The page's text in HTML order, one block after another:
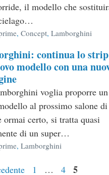
il modello che
,Concept,Lamborghini
continua lo strip
modello con una
voglia proporre un
al prossimo salone di
ormai certo, si tratta quasi
di un super…
,Lamborghini
Pagina
1 … Pagina
4 Pagina
5